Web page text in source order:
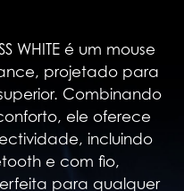
WHITE é um mouse
projetado para
Combinando
ele oferece
incluindo
e com fio,
para qualquer